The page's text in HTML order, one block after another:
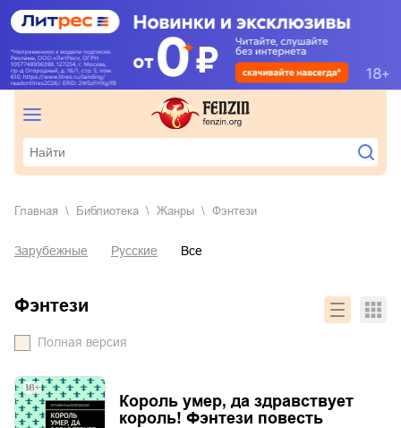
Главная Библиотека Жанры фэнтези
Зарубежные Русские Все
фэнтези
Полная версия
Король умер, да здравствует
король! Фэнтези повесть